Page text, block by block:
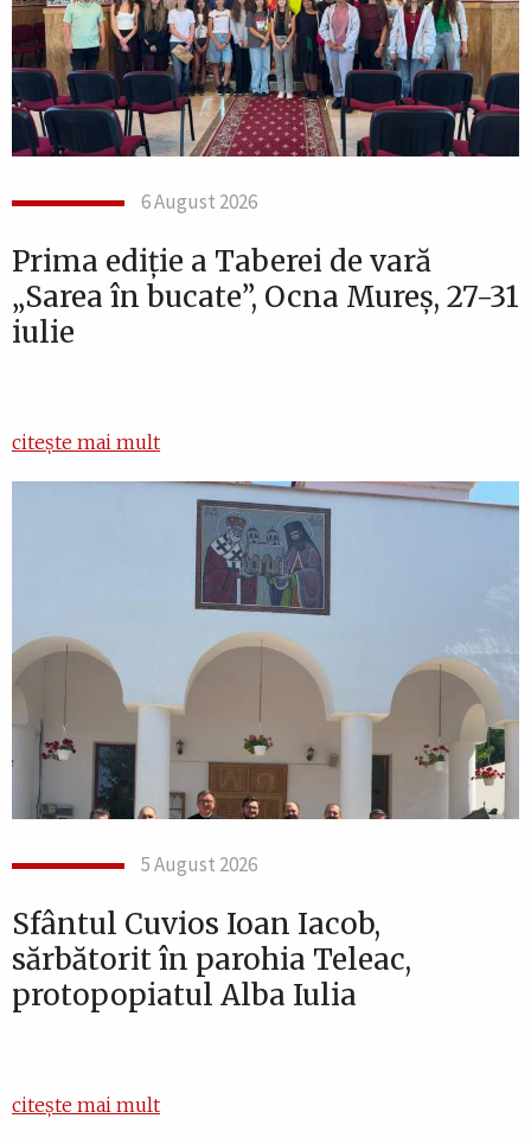
6 August 2026
Prima ediție a Taberei de vară
„Sarea în bucate”, Ocna Mureș, 27-31
iulie
citește mai mult
5 August 2026
Sfântul Cuvios Ioan Iacob,
sărbătorit în parohia Teleac,
protopopiatul Alba Iulia
citește mai mult